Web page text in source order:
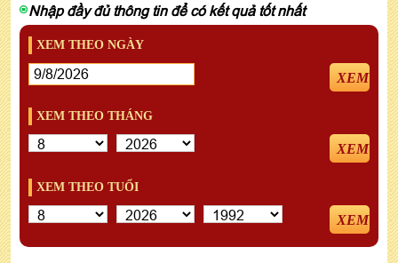
Nhập đầy đủ thông tin để có kết quả tốt nhất
XEM THEO NGÀY
XEM
XEM THEO THÁNG
XEM
XEM THEO TUỔI
XEM